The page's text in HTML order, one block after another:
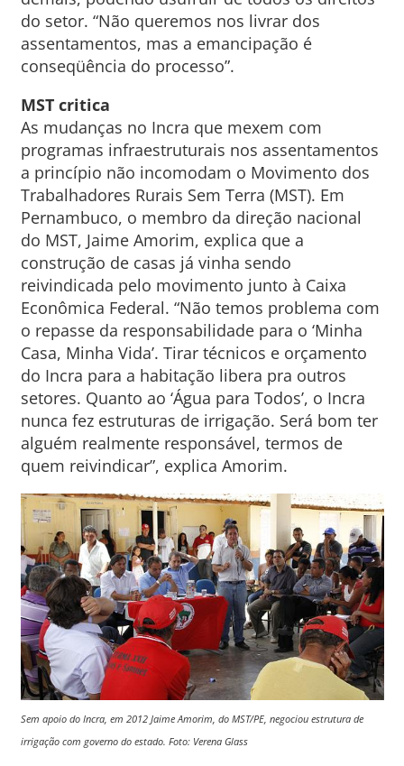
do setor. “Não queremos nos livrar dos
assentamentos, mas a emancipação é
conseqüência do processo”.
MST critica
As mudanças no Incra que mexem com
programas infraestruturais nos assentamentos
a princípio não incomodam o Movimento dos
Trabalhadores Rurais Sem Terra (MST). Em
Pernambuco, o membro da direção nacional
do MST, Jaime Amorim, explica que a
construção de casas já vinha sendo
reivindicada pelo movimento junto à Caixa
Econômica Federal. “Não temos problema com
o repasse da responsabilidade para o ‘Minha
Casa, Minha Vida’. Tirar técnicos e orçamento
do Incra para a habitação libera pra outros
setores. Quanto ao ‘Água para Todos’, o Incra
nunca fez estruturas de irrigação. Será bom ter
alguém realmente responsável, termos de
quem reivindicar”, explica Amorim.
Sem apoio do Incra, em 2012 Jaime Amorim, do MST/PE, negociou estrutura de
irrigação com governo do estado. Foto: Verena Glass